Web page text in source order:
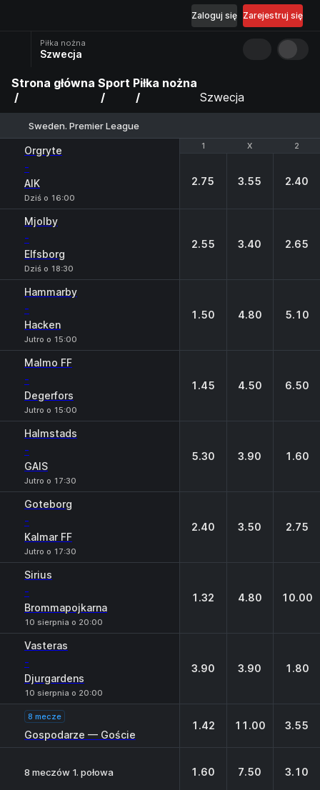
Zarejestruj się
Zaloguj się
Piłka nożna
Szwecja
Strona główna Sport Piłka nożna
Szwecja
Sweden. Premier League
1 X 2
Orgryte
-
AIK
Dziś o 16:00
1 X 2
2.75 3.55 2.40
Mjolby
-
Elfsborg
Dziś o 18:30
2.55 3.40 2.65
Hammarby
-
Hacken
Jutro o 15:00
1.50 4.80 5.10
Malmo FF
-
Degerfors
Jutro o 15:00
1.45 4.50 6.50
Halmstads
-
GAIS
Jutro o 17:30
5.30 3.90 1.60
Goteborg
-
Kalmar FF
Jutro o 17:30
2.40 3.50 2.75
Sirius
-
Brommapojkarna
10 sierpnia o 20:00
1.32 4.80 10.00
Vasteras
-
Djurgardens
10 sierpnia o 20:00
3.90 3.90 1.80
8 mecze
Gospodarze — Goście
1.42 11.00 3.55
8 meczów 1. połowa 1.60 7.50 3.10